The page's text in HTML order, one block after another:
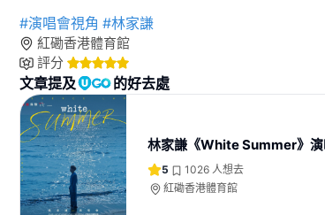
#演唱會視角 #林家謙
紅磡香港體育館
評分
文章提及 的好去處
林家謙《White Summer》
5 1026 人想去
紅磡香港體育館